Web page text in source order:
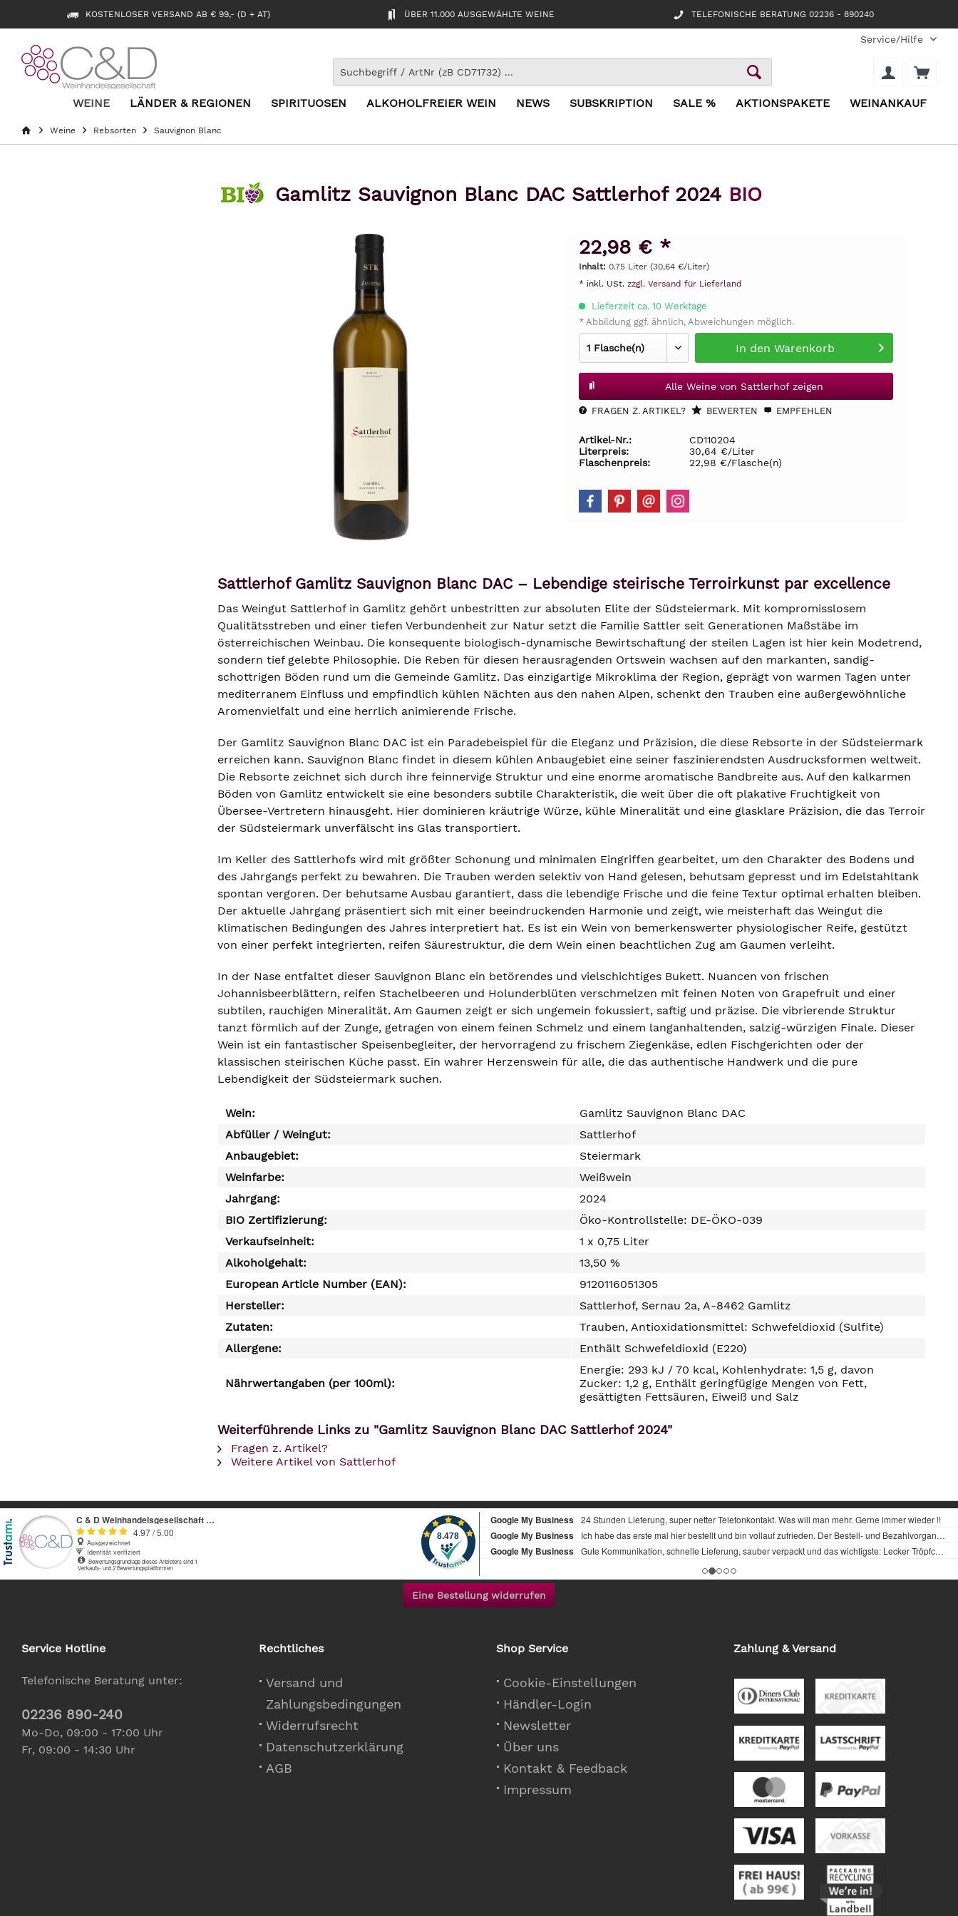
KOSTENLOSER VERSAND AB € 99,- (D + AT) ÜBER 11.000 AUSGEWÄHLTE WEINE TELEFONISCHE BERATUNG 02236 - 890240
Service/Hilfe
WEINE LÄNDER & REGIONEN SPIRITUOSEN ALKOHOLFREIER WEIN NEWS SUBSKRIPTION SALE % AKTIONSPAKETE WEINANKAUF
Weine Rebsorten Sauvignon Blanc
Gamlitz Sauvignon Blanc DAC Sattlerhof 2024 BIO
22,98 € *
Inhalt: 0.75 Liter (30,64 €/Liter)
* inkl. USt. zzgl. Versand für Lieferland
Lieferzeit ca. 10 Werktage
* Abbildung ggf. ähnlich, Abweichungen möglich.
In den Warenkorb
Alle Weine von Sattlerhof zeigen
FRAGEN Z. ARTIKEL? BEWERTEN EMPFEHLEN
Artikel-Nr.:
CD110204
Literpreis:
30,64 €/Liter
Flaschenpreis:
22,98 €/Flasche(n)
Sattlerhof Gamlitz Sauvignon Blanc DAC – Lebendige steirische Terroirkunst par excellence
Das Weingut Sattlerhof in Gamlitz gehört unbestritten zur absoluten Elite der Südsteiermark. Mit kompromisslosem
Qualitätsstreben und einer tiefen Verbundenheit zur Natur setzt die Familie Sattler seit Generationen Maßstäbe im
österreichischen Weinbau. Die konsequente biologisch-dynamische Bewirtschaftung der steilen Lagen ist hier kein Modetrend,
sondern tief gelebte Philosophie. Die Reben für diesen herausragenden Ortswein wachsen auf den markanten, sandig-
schottrigen Böden rund um die Gemeinde Gamlitz. Das einzigartige Mikroklima der Region, geprägt von warmen Tagen unter
mediterranem Einfluss und empfindlich kühlen Nächten aus den nahen Alpen, schenkt den Trauben eine außergewöhnliche
Aromenvielfalt und eine herrlich animierende Frische.
Der Gamlitz Sauvignon Blanc DAC ist ein Paradebeispiel für die Eleganz und Präzision, die diese Rebsorte in der Südsteiermark
erreichen kann. Sauvignon Blanc findet in diesem kühlen Anbaugebiet eine seiner faszinierendsten Ausdrucksformen weltweit.
Die Rebsorte zeichnet sich durch ihre feinnervige Struktur und eine enorme aromatische Bandbreite aus. Auf den kalkarmen
Böden von Gamlitz entwickelt sie eine besonders subtile Charakteristik, die weit über die oft plakative Fruchtigkeit von
Übersee-Vertretern hinausgeht. Hier dominieren kräutrige Würze, kühle Mineralität und eine glasklare Präzision, die das Terroir
der Südsteiermark unverfälscht ins Glas transportiert.
Im Keller des Sattlerhofs wird mit größter Schonung und minimalen Eingriffen gearbeitet, um den Charakter des Bodens und
des Jahrgangs perfekt zu bewahren. Die Trauben werden selektiv von Hand gelesen, behutsam gepresst und im Edelstahltank
spontan vergoren. Der behutsame Ausbau garantiert, dass die lebendige Frische und die feine Textur optimal erhalten bleiben.
Der aktuelle Jahrgang präsentiert sich mit einer beeindruckenden Harmonie und zeigt, wie meisterhaft das Weingut die
klimatischen Bedingungen des Jahres interpretiert hat. Es ist ein Wein von bemerkenswerter physiologischer Reife, gestützt
von einer perfekt integrierten, reifen Säurestruktur, die dem Wein einen beachtlichen Zug am Gaumen verleiht.
In der Nase entfaltet dieser Sauvignon Blanc ein betörendes und vielschichtiges Bukett. Nuancen von frischen
Johannisbeerblättern, reifen Stachelbeeren und Holunderblüten verschmelzen mit feinen Noten von Grapefruit und einer
subtilen, rauchigen Mineralität. Am Gaumen zeigt er sich ungemein fokussiert, saftig und präzise. Die vibrierende Struktur
tanzt förmlich auf der Zunge, getragen von einem feinen Schmelz und einem langanhaltenden, salzig-würzigen Finale. Dieser
Wein ist ein fantastischer Speisenbegleiter, der hervorragend zu frischem Ziegenkäse, edlen Fischgerichten oder der
klassischen steirischen Küche passt. Ein wahrer Herzenswein für alle, die das authentische Handwerk und die pure
Lebendigkeit der Südsteiermark suchen.
Wein:
Gamlitz Sauvignon Blanc DAC
Abfüller / Weingut:
Sattlerhof
Anbaugebiet:
Steiermark
Weinfarbe:
Weißwein
Jahrgang:
2024
BIO Zertifizierung:
Öko-Kontrollstelle: DE-ÖKO-039
Verkaufseinheit:
1 x 0,75 Liter
Alkoholgehalt:
13,50 %
European Article Number (EAN):
9120116051305
Hersteller:
Sattlerhof, Sernau 2a, A-8462 Gamlitz
Zutaten:
Trauben, Antioxidationsmittel: Schwefeldioxid (Sulfite)
Allergene:
Enthält Schwefeldioxid (E220)
Nährwertangaben (per 100ml):
Energie: 293 kJ / 70 kcal, Kohlenhydrate: 1,5 g, davon
Zucker: 1,2 g, Enthält geringfügige Mengen von Fett,
gesättigten Fettsäuren, Eiweiß und Salz
Weiterführende Links zu "Gamlitz Sauvignon Blanc DAC Sattlerhof 2024"
Fragen z. Artikel?
Weitere Artikel von Sattlerhof
Eine Bestellung widerrufen
Service Hotline
Telefonische Beratung unter:
02236 890-240
Mo-Do, 09:00 - 17:00 Uhr
Fr, 09:00 - 14:30 Uhr
Rechtliches
Versand und
Zahlungsbedingungen
Widerrufsrecht
Datenschutzerklärung
AGB
Shop Service
Cookie-Einstellungen
Händler-Login
Newsletter
Über uns
Kontakt & Feedback
Impressum
Zahlung & Versand